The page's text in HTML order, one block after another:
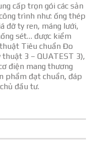
cấp trọn gói các sản
trình như: ống thép
đỡ ty ren, máng lưới,
sét… được kiểm
Tiêu chuẩn Đo
3 – QUATEST 3),
điện mang thương
phẩm đạt chuẩn, đáp
đầu tư.